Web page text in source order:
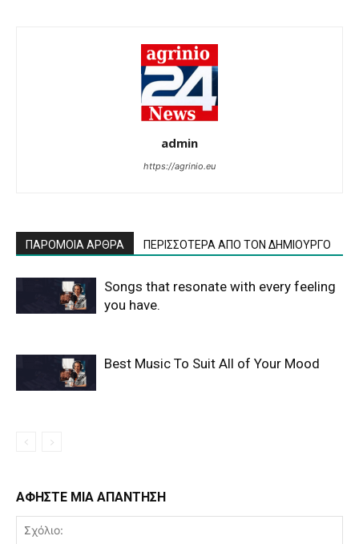
admin
https://agrinio.eu
ΠΑΡΟΜΟΙΑ ΑΡΘΡΑ ΠΕΡΙΣΣΟΤΕΡΑ ΑΠΟ ΤΟΝ ΔΗΜΙΟΥΡΓΟ
Songs that resonate with every feeling
you have.
Best Music To Suit All of Your Mood
ΑΦΗΣΤΕ ΜΙΑ ΑΠΑΝΤΗΣΗ